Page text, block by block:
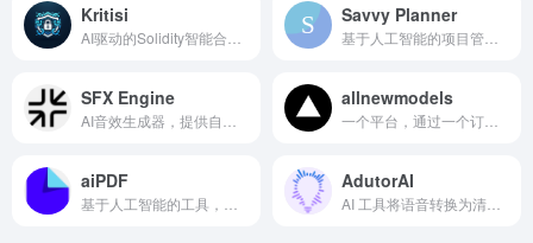
Kritisi Savvy Planner
SFX Engine allnewmodels
aiPDF AdutorAI